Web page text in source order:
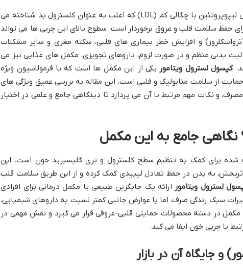
مدیریت چربی های خون، به ویژه کلسترول لیپوپروتئین با چگالی کم (LDL) که اغلب به عنوان کلسترول بد شناخته می
حفظ سلامت قلب و عروق برخوردار است. سطوح بالای این چربی ها می تواند
و افزایش خطر بیماری های قلبی، سکته مغزی و سایر مشکلات
بدنی منظم و در صورت لزوم، داروهای تجویزی، مکمل های غذایی نیز می
کپسول لسترول ویتامور یکی از این مکمل ها است که با فرمولاسیون ویژه
حمایت از سلامت متابولیک و قلبی است. این مقاله به بررسی عمیق ویژگی های
مصرف، و نکات مهم مرتبط با آن می پردازد تا دیدگاهی جامع و علمی در اختیار
جامع به این مکمل
شده برای کمک به تنظیم سطح کلسترول و تری گلیسیرید خون است. این
به بدن در حفظ تعادل لیپیدی کمک کرده و از این طریق سلامت قلب
لسترول ویتامور ارائه یک جایگزین طبیعی یا مکمل درمانی برای افرادی
سبک زندگی صرف، اما با عوارض جانبی کمتر نسبت به داروهای شیمیایی،
در دسته محصولات حمایتی قلبی-عروقی قرار می گیرد و نقش مهمی در
با چربی خون ایفا می کند.
و جایگاه آن در بازار